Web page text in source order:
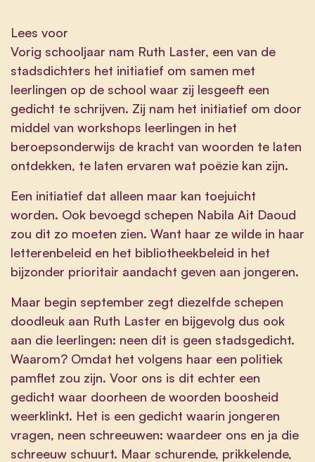
Lees voor
Vorig schooljaar nam Ruth Laster, een van de
stadsdichters het initiatief om samen met
leerlingen op de school waar zij lesgeeft een
gedicht te schrijven. Zij nam het initiatief om door
middel van workshops leerlingen in het
beroepsonderwijs de kracht van woorden te laten
ontdekken, te laten ervaren wat poëzie kan zijn.
Een initiatief dat alleen maar kan toejuicht
worden. Ook bevoegd schepen Nabila Ait Daoud
zou dit zo moeten zien. Want haar ze wilde in haar
letterenbeleid en het bibliotheekbeleid in het
bijzonder prioritair aandacht geven aan jongeren.
Maar begin september zegt diezelfde schepen
doodleuk aan Ruth Laster en bijgevolg dus ook
aan die leerlingen: neen dit is geen stadsgedicht.
Waarom? Omdat het volgens haar een politiek
pamflet zou zijn. Voor ons is dit echter een
gedicht waar doorheen de woorden boosheid
weerklinkt. Het is een gedicht waarin jongeren
vragen, neen schreeuwen: waardeer ons en ja die
schreeuw schuurt. Maar schurende, prikkelende,